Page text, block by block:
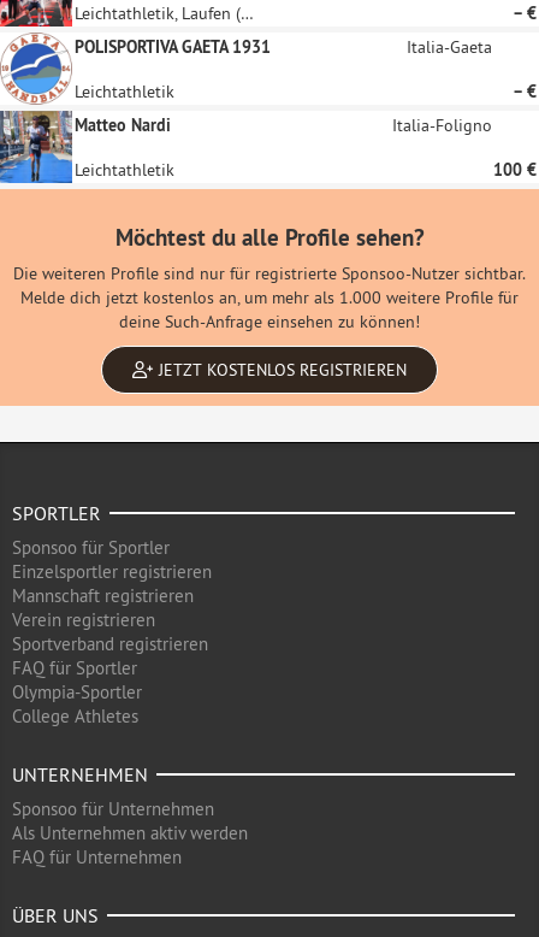
Leichtathletik, Laufen (Langstrecke)
– €
POLISPORTIVA GAETA 1931
Italia-Gaeta
Leichtathletik
– €
Matteo Nardi
Italia-Foligno
Leichtathletik 100 €
Möchtest du alle Profile sehen?
Die weiteren Profile sind nur für registrierte Sponsoo-Nutzer sichtbar.
Melde dich jetzt kostenlos an, um mehr als 1.000 weitere Profile für
deine Such-Anfrage einsehen zu können!
JETZT KOSTENLOS REGISTRIEREN
SPORTLER
Sponsoo für Sportler
Einzelsportler registrieren
Mannschaft registrieren
Verein registrieren
Sportverband registrieren
FAQ für Sportler
Olympia-Sportler
College Athletes
UNTERNEHMEN
Sponsoo für Unternehmen
Als Unternehmen aktiv werden
FAQ für Unternehmen
ÜBER UNS